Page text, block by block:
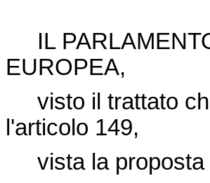
IL
EUROPEA,
visto il trattato
l'articolo 149,
vista la